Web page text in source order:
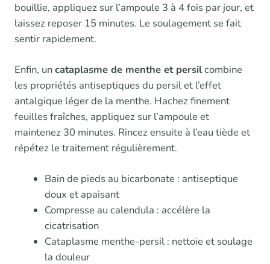
bouillie, appliquez sur l’ampoule 3 à 4 fois par jour, et
laissez reposer 15 minutes. Le soulagement se fait
sentir rapidement.
Enfin, uncataplasme de menthe et persilcombine
les propriétés antiseptiques du persil et l’effet
antalgique léger de la menthe. Hachez finement
feuilles fraîches, appliquez sur l’ampoule et
maintenez 30 minutes. Rincez ensuite à l’eau tiède et
répétez le traitement régulièrement.
Bain de pieds au bicarbonate : antiseptique
doux et apaisant
Compresse au calendula : accélère la
cicatrisation
Cataplasme menthe-persil : nettoie et soulage
la douleur